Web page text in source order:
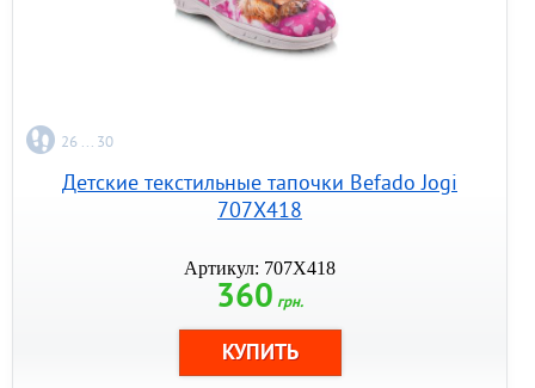
26 ... 30
Детские текстильные тапочки Befado Jogi
707X418
Артикул: 707X418
360 грн.